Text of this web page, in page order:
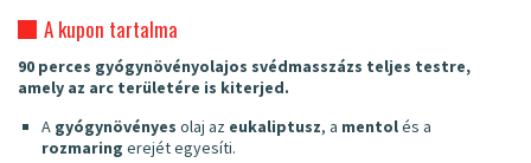
A kupon tartalma
90 perces gyógynövényolajos svédmasszázs teljes testre,
amely az arc területére is kiterjed.
A gyógynövényes olaj az eukaliptusz, a mentolés a
rozmaring erejét egyesíti.